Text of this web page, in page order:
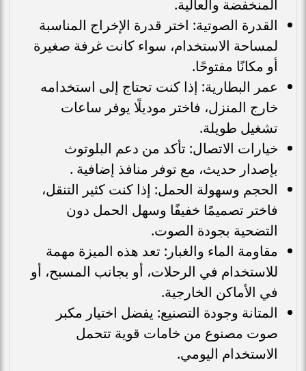
المنخفضة والعالية.
القدرة الصوتية: اختر قدرة الإخراج المناسبة
لمساحة الاستخدام، سواء كانت غرفة صغيرة
أو مكانًا مفتوحًا.
عمر البطارية: إذا كنت تحتاج إلى استخدامه
خارج المنزل، فاختر موديلًا يوفر ساعات
تشغيل طويلة.
خيارات الاتصال: تأكد من دعم البلوتوث
بإصدار حديث، مع توفر منافذ إضافية .
الحجم وسهولة الحمل: إذا كنت كثير التنقل،
فاختر تصميمًا خفيفًا وسهل الحمل دون
التضحية بجودة الصوت.
مقاومة الماء والغبار: تعد هذه الميزة مهمة
للاستخدام في الرحلات، أو بجانب المسبح، أو
في الأماكن الخارجية.
المتانة وجودة التصنيع: يفضل اختيار مكبر
صوت مصنوع من خامات قوية تتحمل
الاستخدام اليومي.